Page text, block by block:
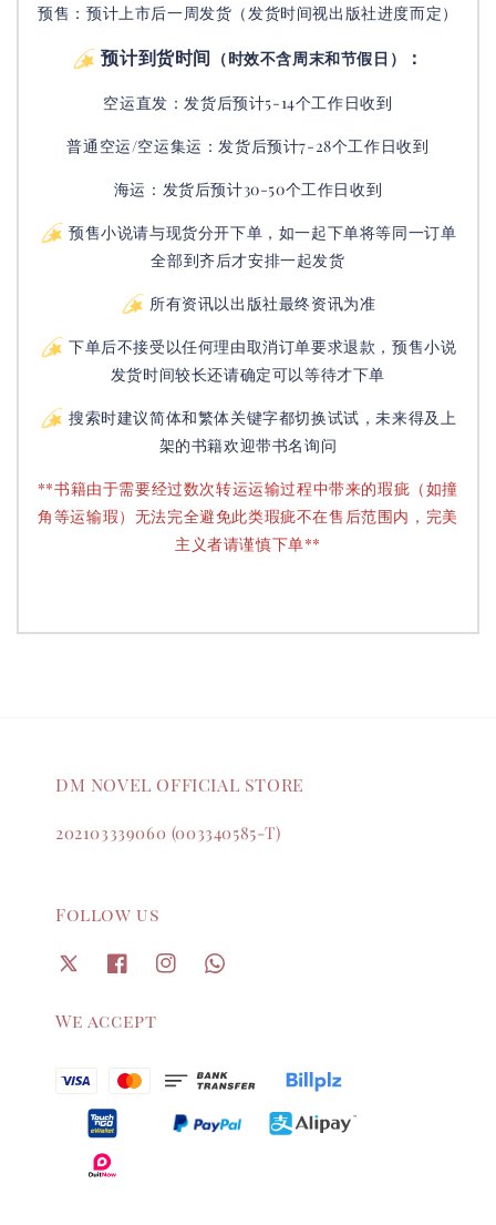
预售：预计上市后一周发货（发货时间视出版社进度而定）
预计到货时间 （时效不含周末和节假日） ：
空运直发： 发货后预计5-14个工作日收到
普通空运/空运集运： 发货后预计7-28个工作日收到
海运：发货后预计30-50个工作日收到
预售小说请与现货分开下单，如一起下单将等同一订单
全部到齐后才安排一起发货
所有资讯以出版社最终资讯为准
下单后不接受以任何理由取消订单要求退款，预售小说
发货时间较长还请确定可以等待才下单
搜索时建议简体和繁体关键字都切换试试，未来得及上
架的书籍欢迎带书名询问
**书籍由于需要经过数次转运运输过程中带来的瑕疵（如撞
角等运输瑕）无法完全避免此类瑕疵不在售后范围内，完美
主义者请谨慎下单**
DM NOVEL OFFICIAL STORE
202103339060 (003340585-T)
Follow us
We accept